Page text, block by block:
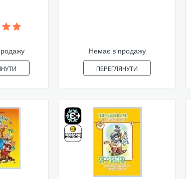
Немає в продажу
ПЕРЕГЛЯНУТИ